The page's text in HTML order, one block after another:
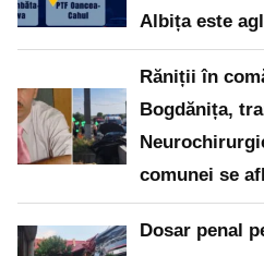
Albița este
Răniții în
Bogdănița,
comunei se
Dosar penal